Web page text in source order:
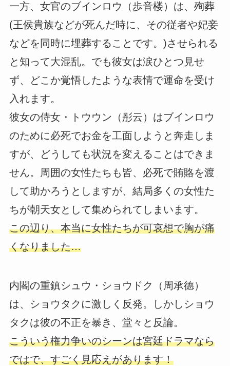
一方、女官のブインロウ（歩音楼）は、殉葬
(王侯貴族などが死んだ時に、その従者や妃妾
などを同時に埋葬することです。)させられる
と知って大混乱。でも彼女は涙ひとつ見せ
ず、どこか覚悟したような表情で運命を受け
入れます。
彼女の侍女・トウウン（彤云）はブインロウ
のために必死でお金を工面しようと奔走しま
すが、どうしても状況を変えることはできま
せん。周囲の女性たちも皆、必死で賄賂を渡
して助かろうとしますが、結局多くの女性た
ちが朝天女として集められてしまいます。
この辺り、本当に女性たちが可哀想で胸が痛
くなりました…
内閣の重鎮シュウ・ショウドク（周承德）
は、ショウタクに激しく反発。しかしショウ
タクは彼の不正を暴き、堂々と反論。
こういう権力争いのシーンは宮廷ドラマなら
ではで、すごく見応えがあります！